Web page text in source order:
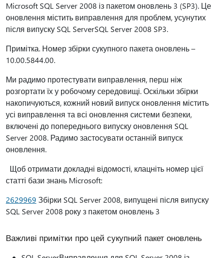
Microsoft SQL Server 2008 із пакетом оновлень 3 (SP3). Це
оновлення містить виправлення для проблем, усунутих
після випуску SQL ServerSQL Server 2008 SP3.
Примітка. Номер збірки сукупного пакета оновлень –
10.00.5844.00.
Ми радимо протестувати виправлення, перш ніж
розгортати їх у робочому середовищі. Оскільки збірки
накопичуються, кожний новий випуск оновлення містить
усі виправлення та всі оновлення системи безпеки,
включені до попереднього випуску оновлення SQL
Server 2008. Радимо застосувати останній випуск
оновлення.
Щоб отримати докладні відомості, клацніть номер цієї
статті бази знань Microsoft:
2629969 Збірки SQL Server 2008, випущені після випуску
SQL Server 2008 року з пакетом оновлень 3
Важливі примітки про цей сукупний пакет оновлень